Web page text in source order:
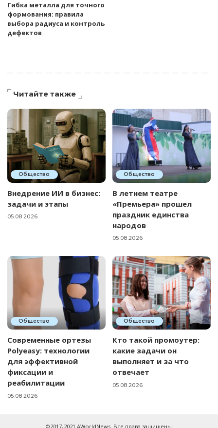
Гибка металла для точного
формования: правила
выбора радиуса и контроль
дефектов
Читайте также
Общество
Внедрение ИИ в бизнес:
задачи и этапы
05.08.2026
Общество
В летнем театре
«Премьера» прошел
праздник единства
народов
05.08.2026
Общество
Современные ортезы
Polyeasy: технологии
для эффективной
фиксации и
реабилитации
05.08.2026
Общество
Кто такой промоутер:
какие задачи он
выполняет и за что
отвечает
05.08.2026
©2017-2021 AWorldNews. Все права защищены.